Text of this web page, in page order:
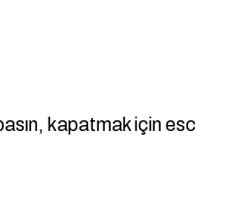
kapatmak için esc